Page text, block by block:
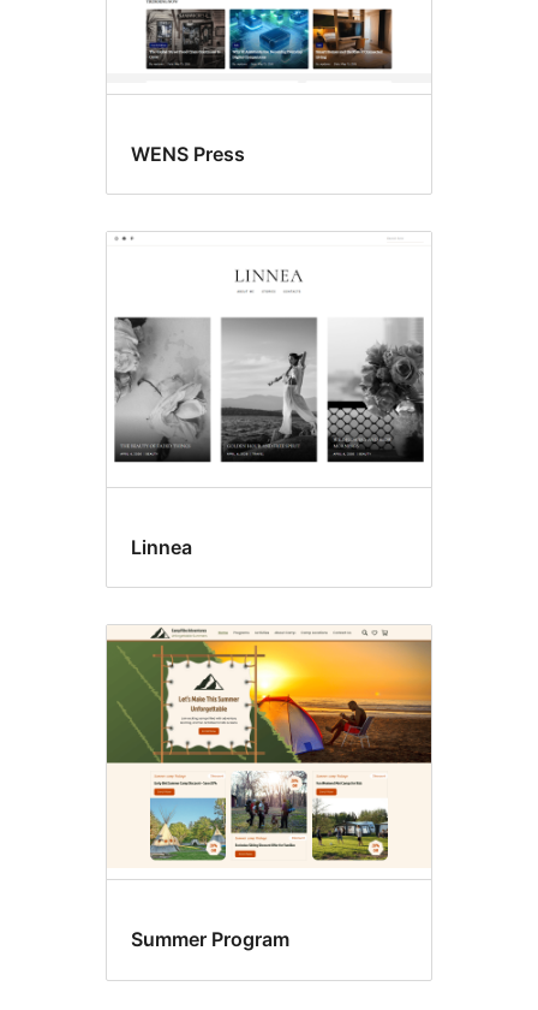
WENS Press
Linnea
Summer Program